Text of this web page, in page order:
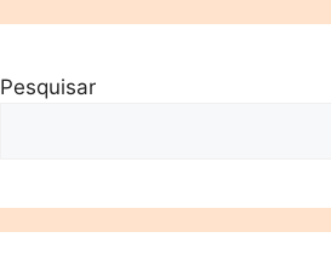
Pesquisar